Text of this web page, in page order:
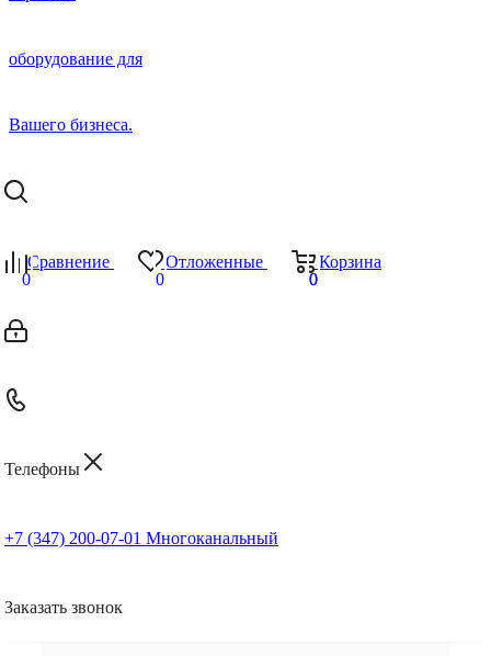
Сравнение
0
Отложенные
0
Корзина
0
0
Телефоны
+7 (347) 200-07-01 Многоканальный
Заказать звонок